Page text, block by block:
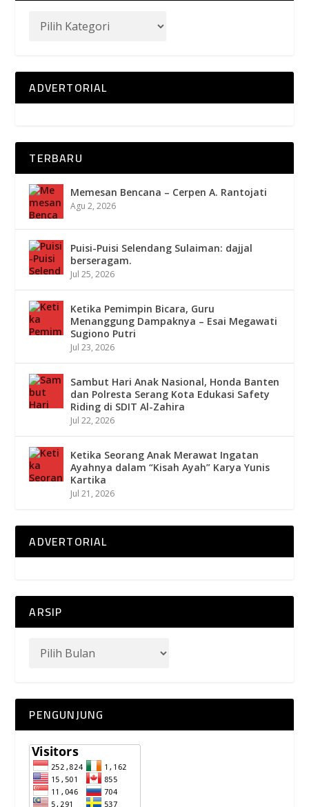
ADVERTORIAL
TERBARU
Memesan Bencana – Cerpen A. Rantojati
Agu 2, 2026
Puisi-Puisi Selendang Sulaiman: dajjal
berseragam.
Jul 25, 2026
Ketika Pemimpin Bicara, Guru
Menanggung Dampaknya – Esai Megawati
Sugiono Putri
Jul 23, 2026
Sambut Hari Anak Nasional, Honda Banten
dan Polresta Serang Kota Edukasi Safety
Riding di SDIT Al-Zahira
Jul 22, 2026
Ketika Seorang Anak Merawat Ingatan
Ayahnya dalam “Kisah Ayah” Karya Yunis
Kartika
Jul 21, 2026
ADVERTORIAL
ARSIP
PENGUNJUNG